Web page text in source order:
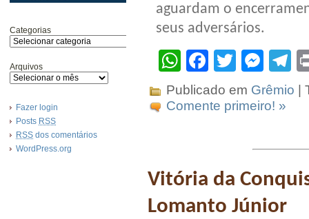
Categorias
Arquivos
Fazer login
Posts RSS
RSS dos comentários
WordPress.org
aguardam o
seus adversários.
WhatsApp
Facebook
Twitter
Publicado em Grêmio |
Comente primeiro! »
Vitória da
Lomanto Júnior